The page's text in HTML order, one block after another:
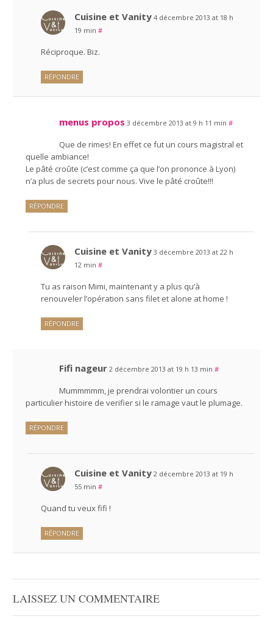
Cuisine et Vanity 4 décembre 2013 at 18 h
19 min #
Réciproque. Biz.
RÉPONDRE
menus propos 3 décembre 2013 at 9 h 11 min #
Que de rimes! En effet ce fut un cours magistral et
quelle ambiance!
Le pâté croûte (c’est comme ça que l’on prononce à Lyon)
n’a plus de secrets pour nous. Vive le pâté croûte!!!
RÉPONDRE
Cuisine et Vanity 3 décembre 2013 at 22 h
12 min #
Tu as raison Mimi, maintenant y a plus qu’à
renouveler l’opération sans filet et alone at home !
RÉPONDRE
Fifi nageur 2 décembre 2013 at 19 h 13 min #
Mummmmm, je prendrai volontier un cours
particulier histoire de verifier si le ramage vaut le plumage.
RÉPONDRE
Cuisine et Vanity 2 décembre 2013 at 19 h
55 min #
Quand tu veux fifi !
RÉPONDRE
LAISSEZ UN COMMENTAIRE